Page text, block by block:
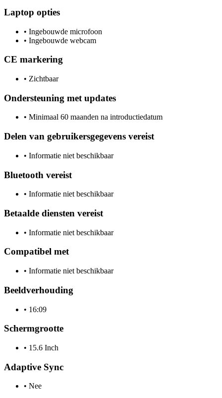
Laptop opties
• Ingebouwde microfoon
• Ingebouwde webcam
CE markering
• Zichtbaar
Ondersteuning met updates
• Minimaal 60 maanden na introductiedatum
Delen van gebruikersgegevens vereist
• Informatie niet beschikbaar
Bluetooth vereist
• Informatie niet beschikbaar
Betaalde diensten vereist
• Informatie niet beschikbaar
Compatibel met
• Informatie niet beschikbaar
Beeldverhouding
• 16:09
Schermgrootte
• 15.6 Inch
Adaptive Sync
• Nee